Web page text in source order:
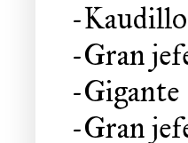
-
-Gran
-Gigante
-Gran